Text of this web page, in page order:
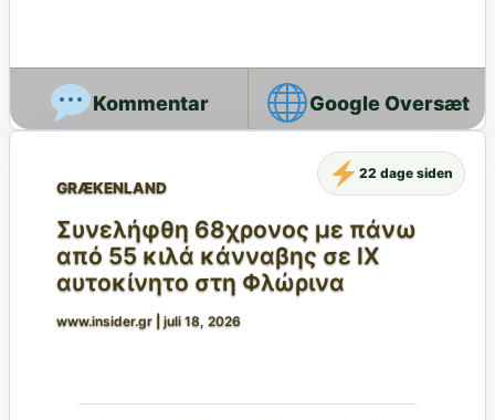
Google Oversæt
GRÆKENLAND
Συνελήφθη 68χρονος με πάνω
από 55 κιλά κάνναβης σε ΙΧ
αυτοκίνητο στη Φλώρινα
www.insider.gr juli 18, 2026
22 dage siden